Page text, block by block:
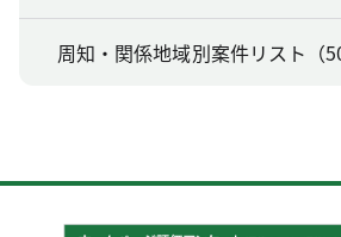
周知・関係地域別案件リスト（